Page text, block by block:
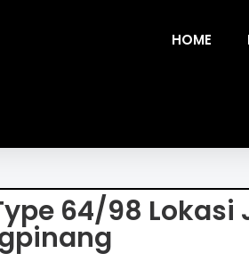
HOME
64/98 Lokasi